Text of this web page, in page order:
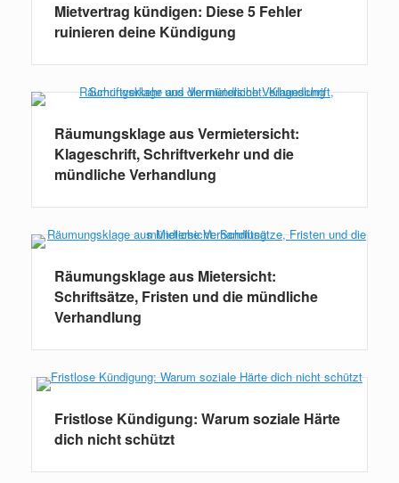
Mietvertrag kündigen: Diese 5 Fehler
ruinieren deine Kündigung
Räumungsklage aus Vermietersicht:
Klageschrift, Schriftverkehr und die
mündliche Verhandlung
Räumungsklage aus Mietersicht:
Schriftsätze, Fristen und die mündliche
Verhandlung
Fristlose Kündigung: Warum soziale Härte
dich nicht schützt